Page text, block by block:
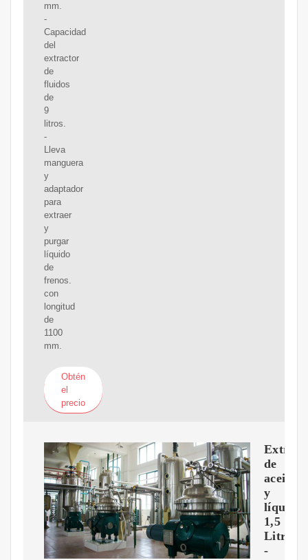
mm.
-
Capacidad
del
extractor
de
fluidos
de
9
litros.
-
Lleva
manguera
y
adaptador
para
extraer
y
purgar
líquido
de
frenos.
con
longitud
de
1100
mm.
Obtén
el
precio
de
aceite
y
1,5
Litros
-